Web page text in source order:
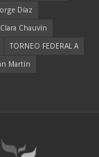
Díaz
Clara Chauvín
TORNEO FEDERAL A
Martín